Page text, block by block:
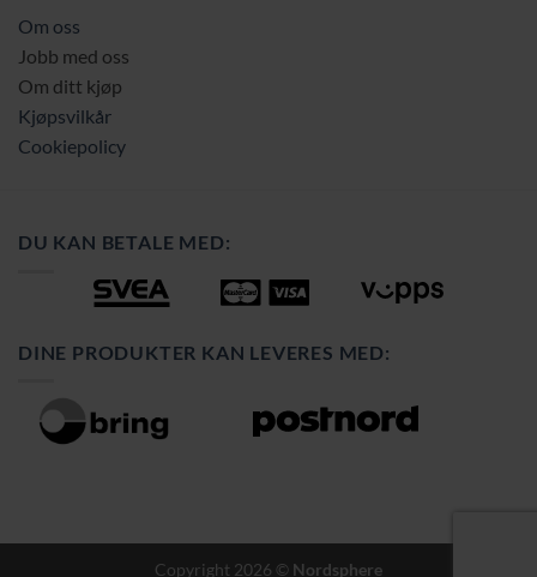
Om oss
Jobb med oss
Om ditt kjøp
Kjøpsvilkår
Cookiepolicy
DU KAN BETALE MED:
DINE PRODUKTER KAN LEVERES MED:
Copyright 2026 © Nordsphere